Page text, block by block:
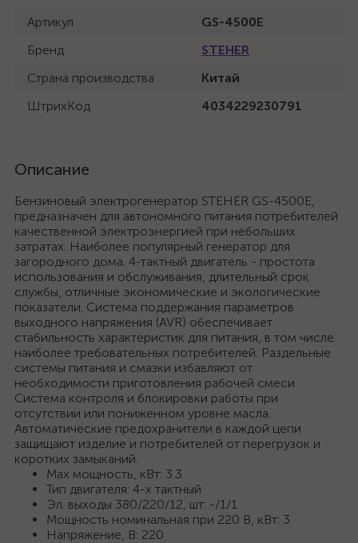
Артикул
GS-4500Е
Бренд
STEHER
Страна производства
Китай
ШтрихКод
4034229230791
Описание
Бензиновый электрогенератор STEHER GS-4500Е,
предназначен для автономного питания потребителей
качественной электроэнергией при небольших
затратах. Наиболее популярный генератор для
загородного дома. 4-тактный двигатель - простота
использования и обслуживания, длительный срок
службы, отличные экономические и экологические
показатели. Система поддержания параметров
выходного напряжения (AVR) обеспечивает
стабильность характеристик для питания, в том числе
наиболее требовательных потребителей. Раздельные
системы питания и смазки избавляют от
необходимости приготовления рабочей смеси.
Система контроля и блокировки работы при
отсутствии или пониженном уровне масла.
Автоматические предохранители в каждой цепи
защищают изделие и потребителей от перегрузок и
коротких замыканий.
Max мощность, кВт: 3.3
Тип двигателя: 4-х тактный
Эл. выходы 380/220/12, шт: -/1/1
Мощность номинальная при 220 В, кВт: 3
Напряжение, В: 220